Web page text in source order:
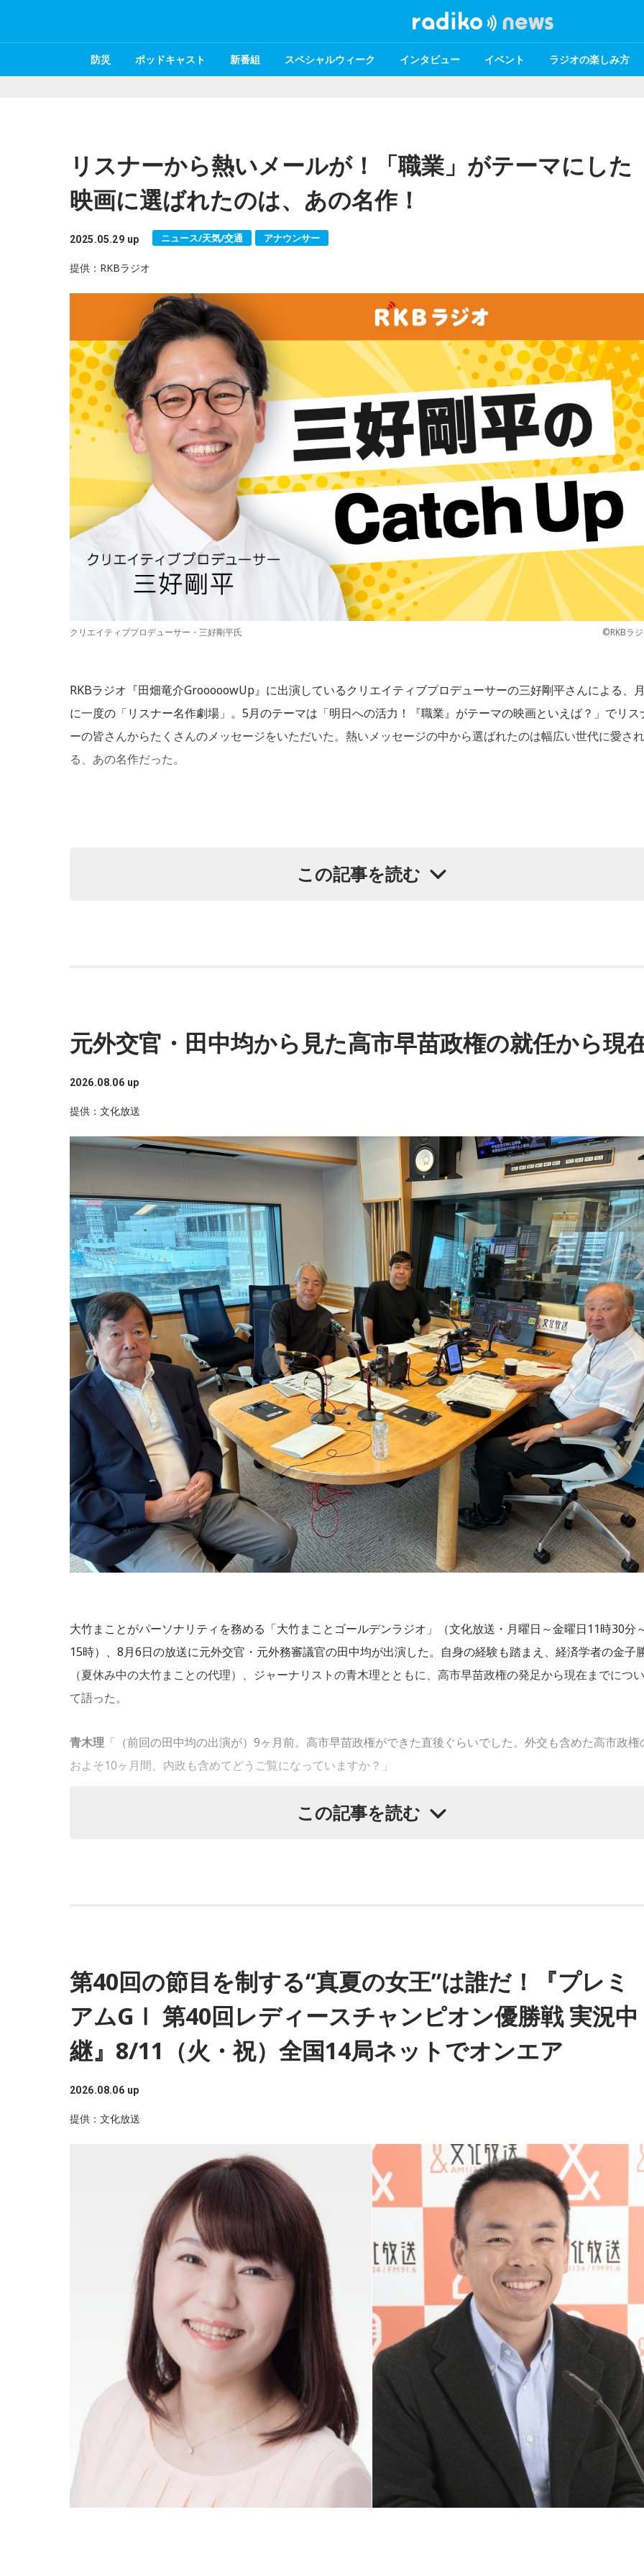
防災 ポッドキャスト 新番組 スペシャルウィーク インタビュー イベント ラジオの楽しみ方
リスナーから熱いメールが！「職業」がテーマにした
映画に選ばれたのは、あの名作！
2025.05.29 up ニュース/天気/交通 アナウンサー
提供：RKBラジオ
クリエイティブプロデューサー・三好剛平氏 ©RKBラ
RKBラジオ『田畑竜介GrooooowUp』に出演しているクリエイティブプロデューサーの三好剛平さんによる、月
に一度の「リスナー名作劇場」。5月のテーマは「明日への活力！『職業』がテーマの映画といえば？」でリス
ーの皆さんからたくさんのメッセージをいただいた。熱いメッセージの中から選ばれたのは幅広い世代に愛され
る、あの名作だった。
この記事を読む
元外交官・田中均から見た高市早苗政権の就任から現
2026.08.06 up
提供：文化放送
大竹まことがパーソナリティを務める「大竹まことゴールデンラジオ」（文化放送・月曜日～金曜日11時30分
15時）、8月6日の放送に元外交官・元外務審議官の田中均が出演した。自身の経験も踏まえ、経済学者の金子
（夏休み中の大竹まことの代理）、ジャーナリストの青木理とともに、高市早苗政権の発足から現在までについ
て語った。
青木理 「（前回の田中均の出演が）9ヶ月前。高市早苗政権ができた直後ぐらいでした。外交も含めた高市政権
およそ10ヶ月間、内政も含めてどうご覧になっていますか？」
「ハッキリ言うと期待外れ。期待外れどころか日本経済にとって相当なダメージがあるんじゃないか、と
治の文脈の中とは違うかたちで出てきたと。肯定的にとらえている人も多いと思うんです。ただ外交の話でいう
と、ずいぶん前の話ですが、例の『台湾有事は存立危機事態だ』発言で中国との関係がおかしくなった。あれは
迂闊というか知識がなかったのか、あるいは意図的な発言だったのか」
田中「最初は迂闊に、どんどん詰められて『何を！』という気持ちが出てきて、しゃべってしまった、というこ
とかと思った。でもよくよく状況を考えると、違うのではと。要するに中国に対して強硬論的な行動をとること
国を敵国扱いすることで日本が失うものは非常に大きい」
「私も外務省で安全保障政策に携わったときにね。安全保障というのは平和をつくる作業だから、相手を構
えさせることはなんの益（えき）もない、と。あんたが敵だ、あんたに向けて抑止力を強める、など。そんなこ
とはソ連のように明確な対立軸があるなら別だけど、中国は日本にとって最大の貿易相手国で、いまは違うけど
最大のインバウンドの流入国だし、投資国で。本来、隣国同士が角突き合わせるなんて愚かなことはあり得な
い。そうなることを承知したうえで言ったんですか、と。それはなんのために、ということになる」
「対中感情が悪い、というのは恐らく、日本国民の多くがそう感じているところもある。メディアが煽った
り政治が煽ったりもしてきたけど。あれはある種のポピュリズム的な発言に近かった、という面も持つ、という
ことでしょうか」
金子勝
「ポピュリズムの面もあるけれど。もう少し言うと、すべてを考慮したうえで、すべてをとることはでき
ない。バランスをとると言っても、あれもこれも、というのは無理なので。計算したうえで何がもっとも利益が
あるか、と思考するプロセスが消えていて。ある種のイデオロギーみたいなものでボン、といってそれを貫くこ
この記事を読む
第40回の節目を制する“真夏の女王”は誰だ！『プレミ
アムGⅠ 第40回レディースチャンピオン優勝戦 実況中
継』8/11（火・祝）全国14局ネットでオンエア
2026.08.06 up
提供：文化放送